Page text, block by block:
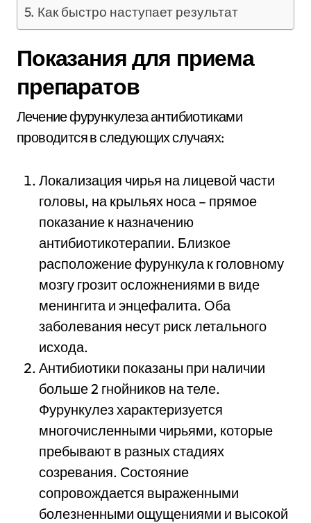
Как быстро наступает результат
Показания для приема
препаратов
Лечение фурункулеза антибиотиками
проводится в следующих случаях:
Локализация чирья на лицевой части
головы, на крыльях носа – прямое
показание к назначению
антибиотикотерапии. Близкое
расположение фурункула к головному
мозгу грозит осложнениями в виде
менингита и энцефалита. Оба
заболевания несут риск летального
исхода.
Антибиотики показаны при наличии
больше 2 гнойников на теле.
Фурункулез характеризуется
многочисленными чирьями, которые
пребывают в разных стадиях
созревания. Состояние
сопровождается выраженными
болезненными ощущениями и высокой